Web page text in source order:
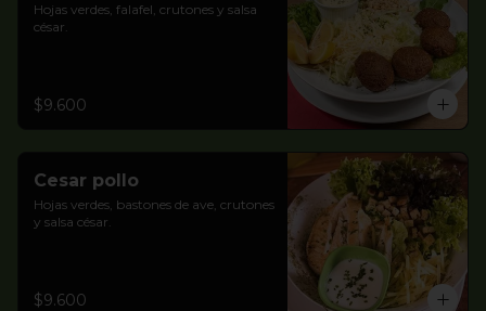
Hojas verdes, falafel, crutones y salsa
césar.
$9.600
Cesar pollo
Hojas verdes, bastones de ave, crutones
y salsa césar.
$9.600